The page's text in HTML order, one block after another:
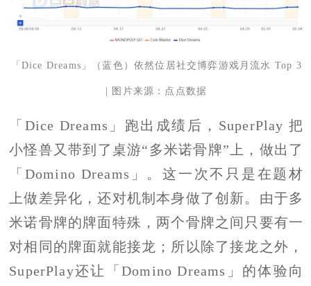
「Dice Dreams」（蓝色）依然位居社交博弈游戏月流水 Top 3
| 图片来源：点点数据
「Dice Dreams」跑出成绩后，SuperPlay 把
小怪兽又带到了桌游“多米诺骨牌”上，做出了
「Domino Dreams」。这一次不只是在题材
上做差异化，还对机制本身做了创新。由于多
米诺骨牌的牌面特殊，两个骨牌之间只要有一
对相同的牌面就能接龙；所以除了接龙之外，
SuperPlay还让「Domino Dreams」的体验向